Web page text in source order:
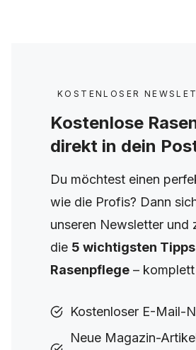
KOSTENLOSER
Kostenlose
direkt in dein
Du möchtest einen
wie die Profis? Dann
unseren Newsletter und
die 5 wichtigsten
Rasenpflege –
Kostenloser E-Mail-
Neue Magazin-